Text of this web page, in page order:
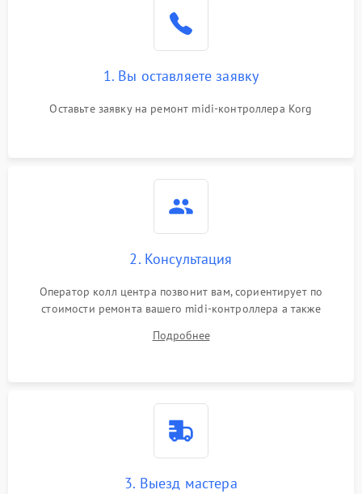
1. Вы оставляете заявку
Оставьте заявку на ремонт midi-контроллера Korg
2. Консультация
Оператор колл центра позвонит вам, сориентирует по
стоимости ремонта вашего midi-контроллера а также
Подробнее
3. Выезд мастера